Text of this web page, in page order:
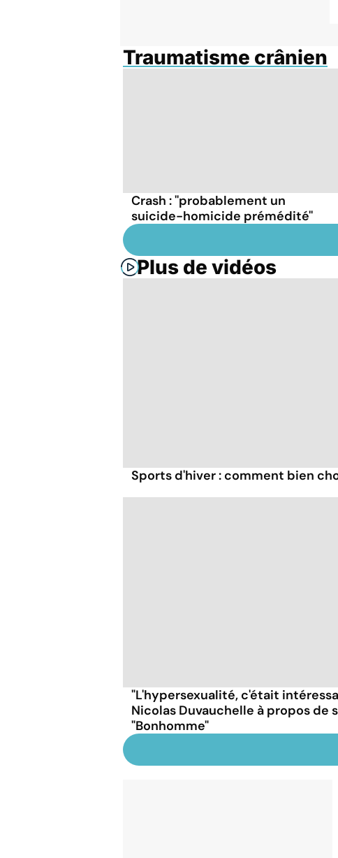
Traumatisme crânien
Crash : ''probablement un
suicide-homicide prémédité''
Plus de vidéos
Sports d'hiver : comment bien
"L'hypersexualité, c'était
Nicolas Duvauchelle à propos de
"Bonhomme"